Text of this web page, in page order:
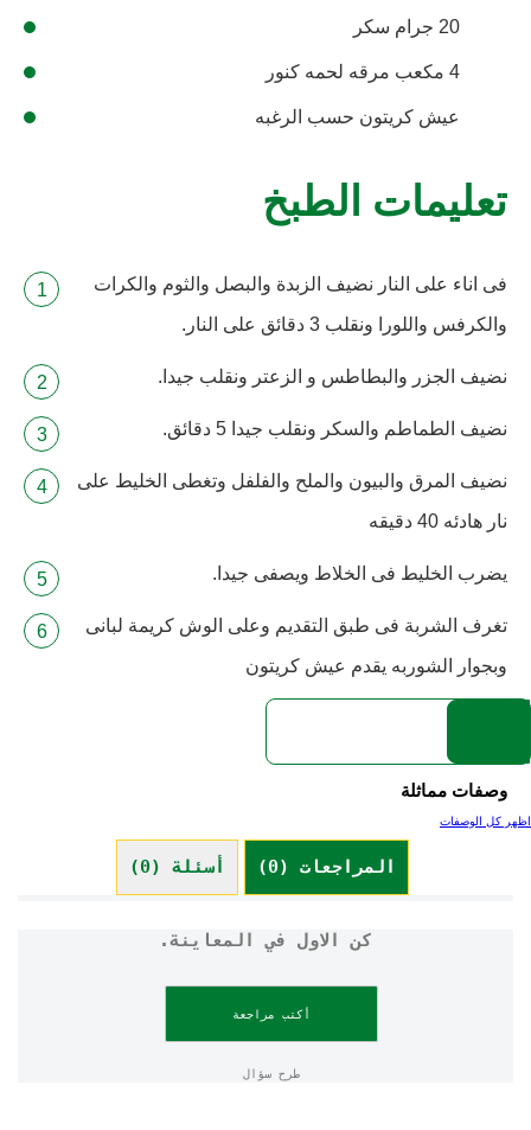
20 جرام سكر
4 مكعب مرقه لحمه كنور
عيش كريتون حسب الرغبه
تعليمات الطبخ
فى اناء على النار نضيف الزبدة والبصل والثوم والكرات
والكرفس واللورا ونقلب 3 دقائق على النار.
نضيف الجزر والبطاطس و الزعتر ونقلب جيدا.
نضيف الطماطم والسكر ونقلب جيدا 5 دقائق.
نضيف المرق والبيون والملح والفلفل وتغطى الخليط على
نار هادئه 40 دقيقه
يضرب الخليط فى الخلاط ويصفى جيدا.
تغرف الشربة فى طبق التقديم وعلى الوش كريمة لبانى
وبجوار الشوربه يقدم عيش كريتون
وصفات مماثلة
اظهر كل الوصفات
المراجعات (0) أسئلة (0)
كن الاول في المعاينة.
أكتب مراجعة
طرح سؤال